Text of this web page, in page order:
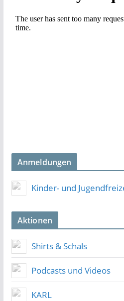
Anmeldungen
Kinder- und
Aktionen
Shirts & Schals
Podcasts und Videos
KARL